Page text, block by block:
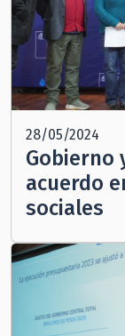
28/05/2024
Gobierno
acuerdo
sociales